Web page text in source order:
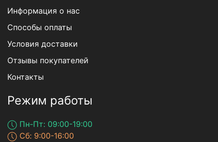
Информация о нас
Способы оплаты
Условия доставки
Отзывы покупателей
Контакты
Режим работы
Пн-Пт: 09:00-19:00
Сб: 9:00-16:00